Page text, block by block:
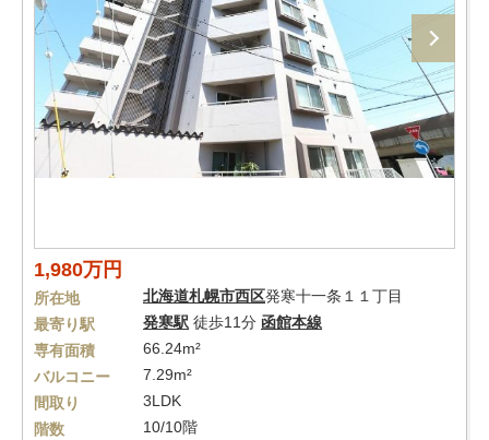
1,980万円
所在地 北海道札幌市西区発寒十一条１１丁目
最寄り駅
発寒駅 徒歩11分 函館本線
専有面積
66.24m²
バルコニー
7.29m²
間取り
3LDK
階数
10/10階